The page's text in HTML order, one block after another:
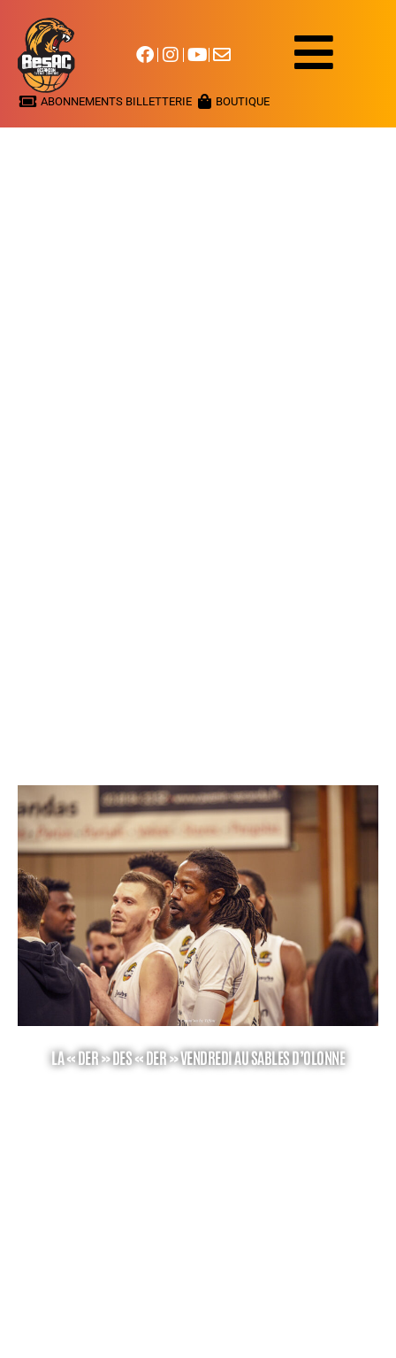
ABONNEMENTS BILLETTERIE BOUTIQUE
LA « DER » DES « DER » VENDREDI AU SABLES D’OLONNE